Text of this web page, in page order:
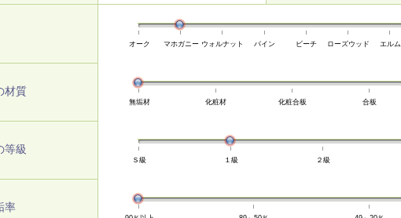
オーク マホガニー ウォルナット パイン ビーチ ローズウッド エルム
材質
無垢材 化粧材 化粧合板 合板
等級
Ｓ級 １級 ２級
率